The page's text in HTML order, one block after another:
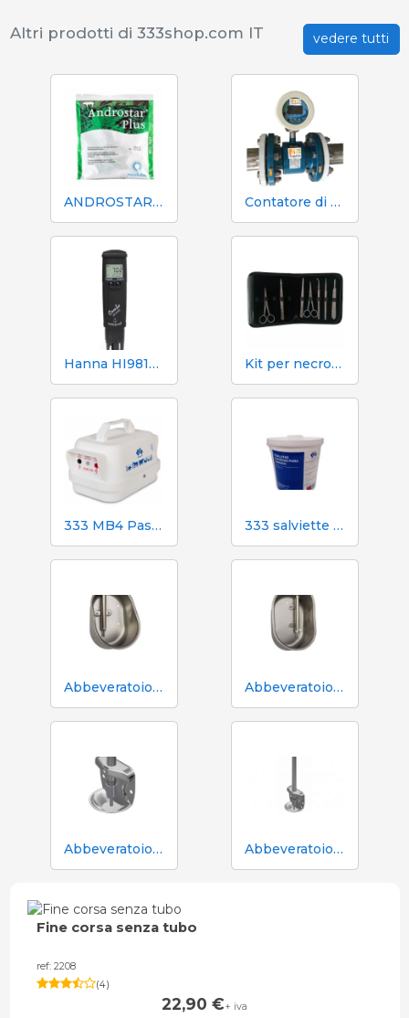
vedere tutti
Altri prodotti di 333shop.com IT
ANDROSTAR PLUS 47 g / 100 L - Prolungatore di sperma a lunga durata Contatore di volume e azoto Mecaniques Segalés DN150
Hanna HI98130 pH, EC, TDS e tester di temperatura Kit per necroscopia e dissezione 333 - 7 strumenti
333 MB4 Pastore elettrico a batteria per cani e cavalli 333 salviette umidificate per scrofe durante l'inseminazione
Abbeveratoio Aco Funki per scrofe di grossa taglia Multi-Drinker MAXI Abbeveratoio Aco Funki per scrofe Multi-Drinker MULTI
Abbeveratoio in acciaio inox Aco Funki per suinetti in box parto Abbeveratoio in acciaio inox Aco Funki per suinetti in box parto, tubo da 36 cm
Fine corsa senza tubo
ref: 2208
(4)
22,90 €+ iva